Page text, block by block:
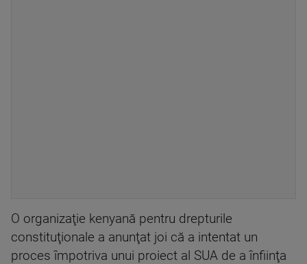
O organizaţie kenyană pentru drepturile
constituţionale a anunţat joi că a intentat un
proces împotriva unui proiect al SUA de a înfiinţa